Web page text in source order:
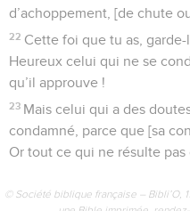
d’achoppement, [de chute
22 Cette foi que tu as,
Heureux celui qui ne se
qu’il approuve !
23 Mais celui qui a des
condamné, parce que [sa
Or tout ce qui ne résulte pas
© Société biblique française – Bibli’O,